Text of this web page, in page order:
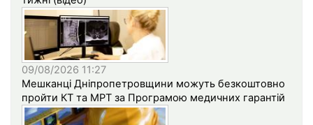
09/08/2026 11:27
Мешканці Дніпропетровщини можуть безкоштовно
пройти КТ та МРТ за Програмою медичних гарантій